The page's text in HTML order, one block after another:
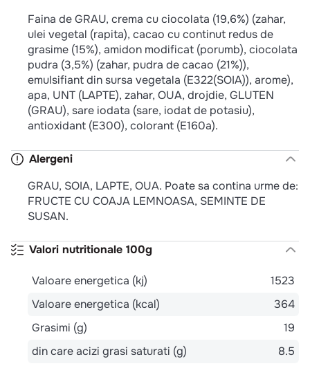
Faina de GRAU, crema cu ciocolata (19,6%) (zahar,
ulei vegetal (rapita), cacao cu continut redus de
grasime (15%), amidon modificat (porumb), ciocolata
pudra (3,5%) (zahar, pudra de cacao (21%)),
emulsifiant din sursa vegetala (E322(SOIA)), arome),
apa, UNT (LAPTE), zahar, OUA, drojdie, GLUTEN
(GRAU), sare iodata (sare, iodat de potasiu),
antioxidant (E300), colorant (E160a).
Alergeni
GRAU, SOIA, LAPTE, OUA. Poate sa contina urme de:
FRUCTE CU COAJA LEMNOASA, SEMINTE DE
SUSAN.
Valori nutritionale 100g
Valoare energetica (kj)
1523
Valoare energetica (kcal)
364
Grasimi (g)
19
din care acizi grasi saturati (g)
8.5